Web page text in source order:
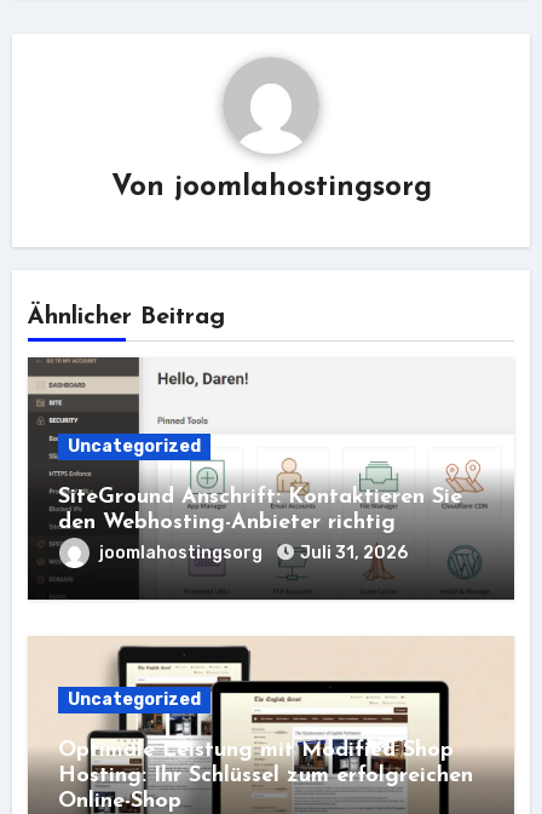
Von joomlahostingsorg
Ähnlicher Beitrag
Uncategorized
SiteGround Anschrift: Kontaktieren Sie
den Webhosting-Anbieter richtig
joomlahostingsorg Juli 31, 2026
Uncategorized
Optimale Leistung mit Modified Shop
Hosting: Ihr Schlüssel zum erfolgreichen
Online-Shop